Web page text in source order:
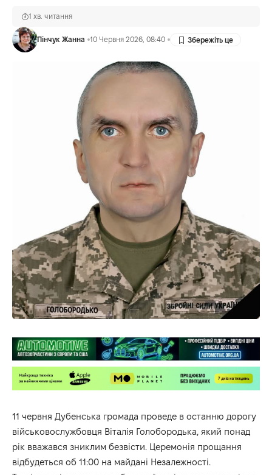
Пінчук Жанна 10 Червня 2026, 08:40
1 хв. читання
11 червня Дубенська громада проведе в останню дорогу
військовослужбовця Віталія Голобородька, який понад
рік вважався зниклим безвісти. Церемонія прощання
відбудеться об 11:00 на майдані Незалежності.